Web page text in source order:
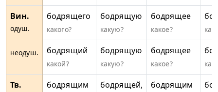
Вин.
одуш.
неодуш.
бодрящего
какого?
бодрящую
какую?
бодрящее
какое?
бодрящий
какой?
бодрящую
какую?
бодрящее
какое?
Тв. бодрящим
бодрящей,
бодрящим